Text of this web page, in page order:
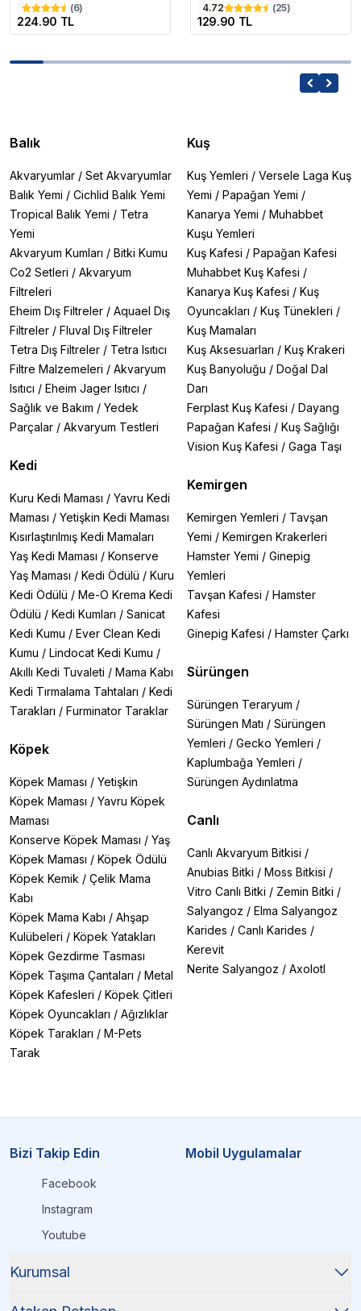
(6)
224.90 TL
4.72 (25)
129.90 TL
Balık
Akvaryumlar / Set Akvaryumlar
Balık Yemi / Cichlid Balık Yemi
Tropical Balık Yemi / Tetra
Yemi
Akvaryum Kumları / Bitki Kumu
Co2 Setleri / Akvaryum
Filtreleri
Eheim Dış Filtreler / Aquael Dış
Filtreler / Fluval Dış Filtreler
Tetra Dış Filtreler / Tetra Isıtıcı
Filtre Malzemeleri / Akvaryum
Isıtıcı / Eheim Jager Isıtıcı /
Sağlık ve Bakım / Yedek
Parçalar / Akvaryum Testleri
Kedi
Kuru Kedi Maması / Yavru Kedi
Maması / Yetişkin Kedi Maması
Kısırlaştırılmış Kedi Mamaları
Yaş Kedi Maması / Konserve
Yaş Maması / Kedi Ödülü / Kuru
Kedi Ödülü / Me-O Krema Kedi
Ödülü / Kedi Kumları / Sanicat
Kedi Kumu / Ever Clean Kedi
Kumu / Lindocat Kedi Kumu /
Akıllı Kedi Tuvaleti / Mama Kabı
Kedi Tırmalama Tahtaları / Kedi
Tarakları / Furminator Taraklar
Köpek
Köpek Maması / Yetişkin
Köpek Maması / Yavru Köpek
Maması
Konserve Köpek Maması / Yaş
Köpek Maması / Köpek Ödülü
Köpek Kemik / Çelik Mama
Kabı
Köpek Mama Kabı / Ahşap
Kulübeleri / Köpek Yatakları
Köpek Gezdirme Tasması
Köpek Taşıma Çantaları / Metal
Köpek Kafesleri / Köpek Çitleri
Köpek Oyuncakları / Ağızlıklar
Köpek Tarakları / M-Pets
Tarak
Kuş
Kuş Yemleri / Versele Laga Kuş
Yemi / Papağan Yemi /
Kanarya Yemi / Muhabbet
Kuşu Yemleri
Kuş Kafesi / Papağan Kafesi
Muhabbet Kuş Kafesi /
Kanarya Kuş Kafesi / Kuş
Oyuncakları / Kuş Tünekleri /
Kuş Mamaları
Kuş Aksesuarları / Kuş Krakeri
Kuş Banyoluğu / Doğal Dal
Darı
Ferplast Kuş Kafesi / Dayang
Papağan Kafesi / Kuş Sağlığı
Vision Kuş Kafesi / Gaga Taşı
Kemirgen
Kemirgen Yemleri / Tavşan
Yemi / Kemirgen Krakerleri
Hamster Yemi / Ginepig
Yemleri
Tavşan Kafesi / Hamster
Kafesi
Ginepig Kafesi / Hamster Çarkı
Sürüngen
Sürüngen Teraryum /
Sürüngen Matı / Sürüngen
Yemleri / Gecko Yemleri /
Kaplumbağa Yemleri /
Sürüngen Aydınlatma
Canlı
Canlı Akvaryum Bitkisi /
Anubias Bitki / Moss Bitkisi /
Vitro Canlı Bitki / Zemin Bitki /
Salyangoz / Elma Salyangoz
Karides / Canlı Karides /
Kerevit
Nerite Salyangoz / Axolotl
Bizi Takip Edin
Facebook
Instagram
Youtube
Mobil Uygulamalar
Kurumsal